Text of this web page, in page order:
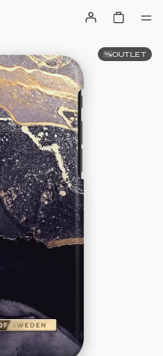
OUTLET